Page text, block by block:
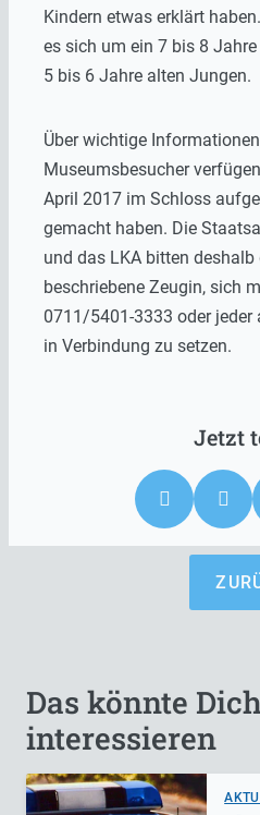
Kindern etwas erklärt
es sich um ein 7 bis 8
5 bis 6 Jahre alten Jungen.
Über wichtige
Museumsbesucher
April 2017 im Schloss
gemacht haben. Die
und das LKA bitten
beschriebene Zeugin, sich
0711/5401-3333 oder
in Verbindung zu setzen.
Das könnte
interessieren